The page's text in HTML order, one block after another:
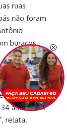
ruas
não foram
buracos.
por isso, o
o asfalto
anos. Eles
relata.